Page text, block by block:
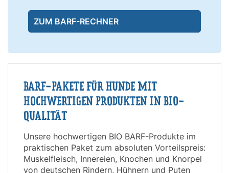
ZUM BARF-RECHNER
BARF-PAKETE FÜR HUNDE MIT
HOCHWERTIGEN PRODUKTEN IN BIO-
QUALITÄT
Unsere hochwertigen BIO BARF-Produkte im
praktischen Paket zum absoluten Vorteilspreis:
Muskelfleisch, Innereien, Knochen und Knorpel
von deutschen Rindern, Hühnern und Puten